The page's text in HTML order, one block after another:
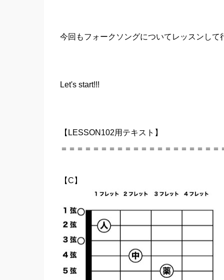
今回もフォークソングについてレッスンして
Let's start!!!
【LESSON102用テキスト】
＝＝＝＝＝＝＝＝＝＝＝＝＝＝＝＝＝＝＝
【C】